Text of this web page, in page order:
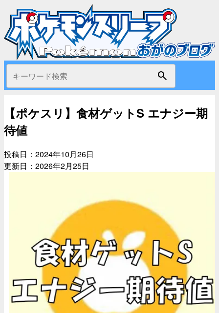
search
【ポケスリ】食材ゲットS エナジー期
待値
投稿日： 2024年10月26日
更新日： 2026年2月25日